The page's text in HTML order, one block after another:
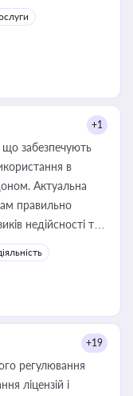
юриста або
оренди
перевірки
+1
що забезпечують
в
Актуальна
правильно
недійсності та
влади та
+19
регулювання
ліцензій і